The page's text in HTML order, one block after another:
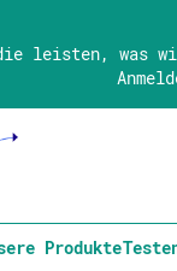
leisten, was
Produkte